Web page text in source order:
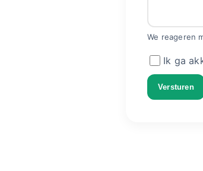
We reageren
Ik ga
Versturen